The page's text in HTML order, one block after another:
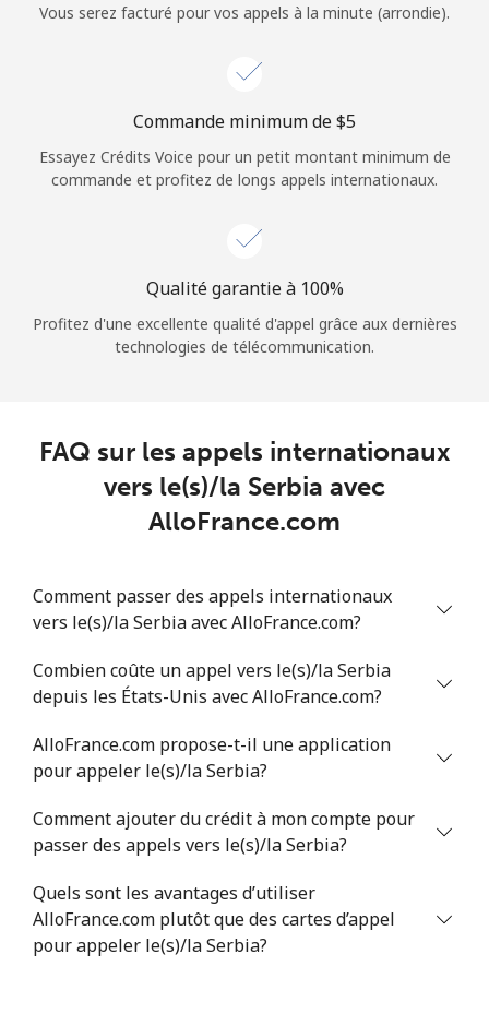
Continue avec
Vous serez facturé pour vos appels à la minute (arrondie).
Commande minimum de ⁦$5⁩
Essayez Crédits Voice pour un petit montant minimum de
commande et profitez de longs appels internationaux.
Qualité garantie à 100%
Profitez d'une excellente qualité d'appel grâce aux dernières
technologies de télécommunication.
FAQ sur les appels internationaux
vers le(s)/la Serbia avec
AlloFrance.com
Comment passer des appels internationaux
vers le(s)/la Serbia avec AlloFrance.com?
Combien coûte un appel vers le(s)/la Serbia
depuis les États-Unis avec AlloFrance.com?
AlloFrance.com propose-t-il une application
pour appeler le(s)/la Serbia?
Comment ajouter du crédit à mon compte pour
passer des appels vers le(s)/la Serbia?
Quels sont les avantages d’utiliser
AlloFrance.com plutôt que des cartes d’appel
pour appeler le(s)/la Serbia?